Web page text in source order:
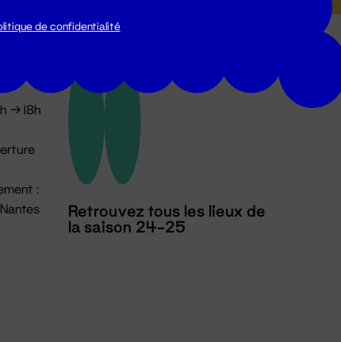
→ 18h
:
Retrouvez tous les lieux de
la saison 24-25
de confidentialité